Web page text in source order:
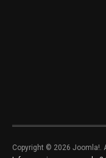
Copyright © 2026 Joomla!.